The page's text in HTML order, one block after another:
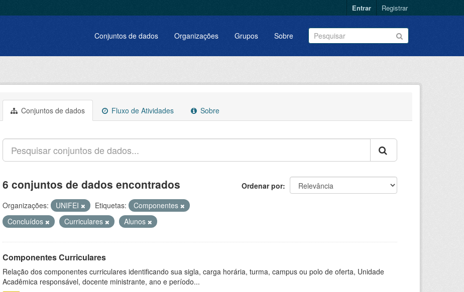
Entrar Registrar
Conjuntos de dados Organizações Grupos Sobre
Conjuntos de dados Fluxo de Atividades Sobre
Ordenar por
6 conjuntos de dados encontrados
Organizações: UNIFEI Etiquetas:
Componentes
Concluídos
Curriculares Alunos
Componentes Curriculares
Relação dos componentes curriculares identificando sua sigla, carga horária, turma, campus ou polo de oferta, Unidade
Acadêmica responsável, docente ministrante, ano e período...